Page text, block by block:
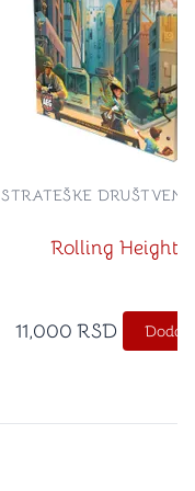
Rolling Heights
STRATEŠKE
11,000 RSD